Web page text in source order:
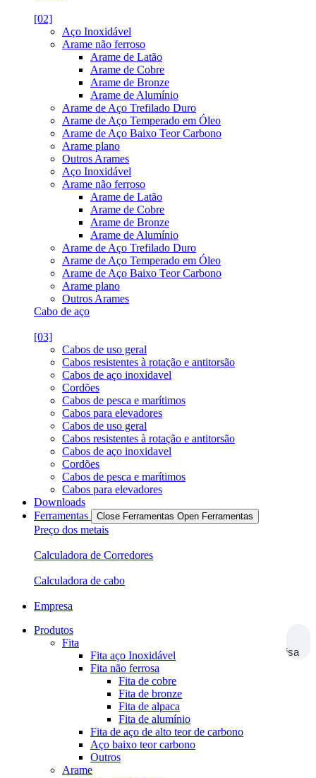
[02]
Aço Inoxidável
Arame não ferroso
Arame de Latão
Arame de Cobre
Arame de Bronze
Arame de Alumínio
Arame de Aço Trefilado Duro
Arame de Aço Temperado em Óleo
Arame de Aço Baixo Teor Carbono
Arame plano
Outros Arames
Aço Inoxidável
Arame não ferroso
Arame de Latão
Arame de Cobre
Arame de Bronze
Arame de Alumínio
Arame de Aço Trefilado Duro
Arame de Aço Temperado em Óleo
Arame de Aço Baixo Teor Carbono
Arame plano
Outros Arames
Cabo de aço
[03]
Cabos de uso geral
Cabos resistentes à rotação e antitorsão
Cabos de aço inoxidavel
Cordões
Cabos de pesca e marítimos
Cabos para elevadores
Cabos de uso geral
Cabos resistentes à rotação e antitorsão
Cabos de aço inoxidavel
Cordões
Cabos de pesca e marítimos
Cabos para elevadores
Downloads
Ferramentas
Close Ferramentas Open Ferramentas
Preço dos metais
Calculadora de Corredores
Calculadora de cabo
Empresa
Pesquisa
Produtos
Fita
Fita aço Inoxidável
Fita não ferrosa
Fita de cobre
Fita de bronze
Fita de alpaca
Fita de alumínio
Fita de aço de alto teor de carbono
Aço baixo teor carbono
Outros
Arame